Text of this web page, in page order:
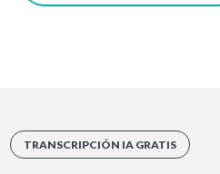
TRANSCRIPCIÓN IA GRATIS